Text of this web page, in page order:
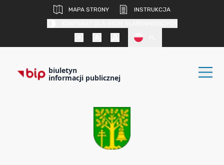
MAPA STRONY
INSTRUKCJA
biuletyn
informacji publicznej